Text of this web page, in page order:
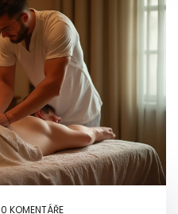
0 KOMENTÁŘE